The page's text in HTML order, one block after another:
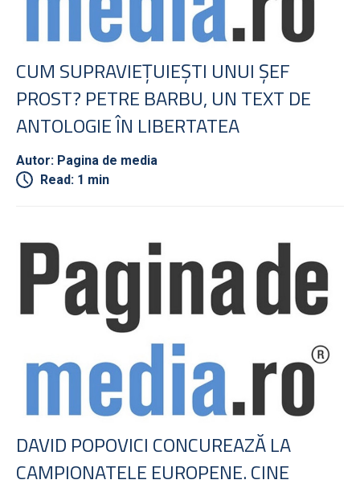
CUM SUPRAVIEŢUIEŞTI UNUI ŞEF
PROST? PETRE BARBU, UN TEXT DE
ANTOLOGIE ÎN LIBERTATEA
Autor: Pagina de media
Read: 1 min
DAVID POPOVICI CONCUREAZĂ LA
CAMPIONATELE EUROPENE. CINE